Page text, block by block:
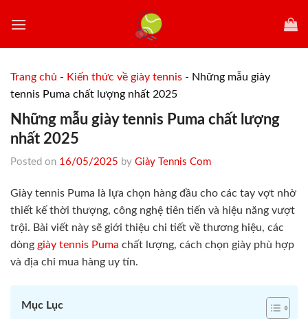
Trang chủ - Kiến thức về giày tennis - Những mẫu giày
tennis Puma chất lượng nhất 2025
Những mẫu giày tennis Puma chất lượng
nhất 2025
Posted on 16/05/2025 by Giày Tennis Com
Giày tennis Puma là lựa chọn hàng đầu cho các tay vợt nhờ
thiết kế thời thượng, công nghệ tiên tiến và hiệu năng vượt
trội. Bài viết này sẽ giới thiệu chi tiết về thương hiệu, các
dòng giày tennis Puma chất lượng, cách chọn giày phù hợp
và địa chỉ mua hàng uy tín.
Mục Lục